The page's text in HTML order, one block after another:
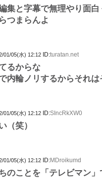
集と字幕で無理やり面
つまらんよ
01/05(水) 12:12 ID:turatan.net
るからな
内輪ノリするからそれ
01/05(水) 12:12 ID:SIncRkXW0
（笑）
01/05(水) 12:12 ID:MDroikumd
のことを「テレビマン